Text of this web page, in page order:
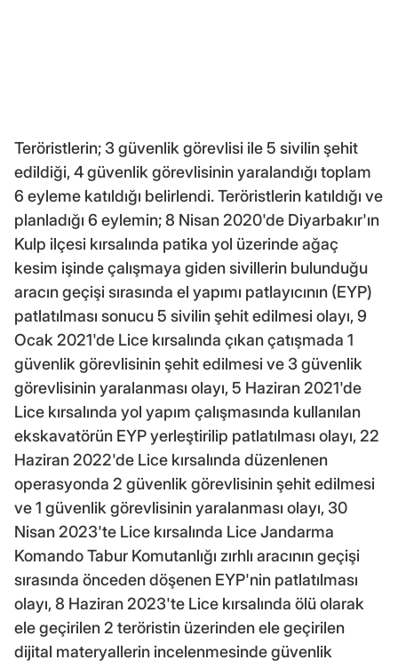
Teröristlerin; 3 güvenlik görevlisi ile 5 sivilin şehit
edildiği, 4 güvenlik görevlisinin yaralandığı toplam
6 eyleme katıldığı belirlendi. Teröristlerin katıldığı ve
planladığı 6 eylemin; 8 Nisan 2020'de Diyarbakır'ın
Kulp ilçesi kırsalında patika yol üzerinde ağaç
kesim işinde çalışmaya giden sivillerin bulunduğu
aracın geçişi sırasında el yapımı patlayıcının (EYP)
patlatılması sonucu 5 sivilin şehit edilmesi olayı, 9
Ocak 2021'de Lice kırsalında çıkan çatışmada 1
güvenlik görevlisinin şehit edilmesi ve 3 güvenlik
görevlisinin yaralanması olayı, 5 Haziran 2021'de
Lice kırsalında yol yapım çalışmasında kullanılan
ekskavatörün EYP yerleştirilip patlatılması olayı, 22
Haziran 2022'de Lice kırsalında düzenlenen
operasyonda 2 güvenlik görevlisinin şehit edilmesi
ve 1 güvenlik görevlisinin yaralanması olayı, 30
Nisan 2023'te Lice kırsalında Lice Jandarma
Komando Tabur Komutanlığı zırhlı aracının geçişi
sırasında önceden döşenen EYP'nin patlatılması
olayı, 8 Haziran 2023'te Lice kırsalında ölü olarak
ele geçirilen 2 teröristin üzerinden ele geçirilen
dijital materyallerin incelenmesinde güvenlik